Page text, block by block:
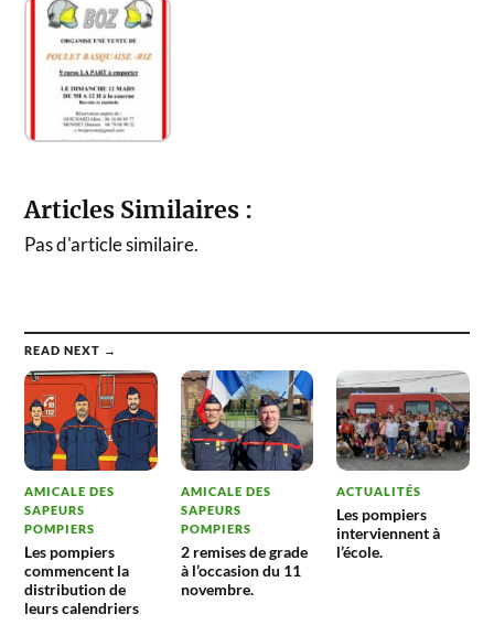
Articles Similaires :
Pas d'article similaire.
READ NEXT →
AMICALE DES
SAPEURS
POMPIERS
Les pompiers
commencent la
distribution de
leurs calendriers
AMICALE DES
SAPEURS
POMPIERS
2 remises de grade
à l’occasion du 11
novembre.
ACTUALITÉS
Les pompiers
interviennent à
l’école.